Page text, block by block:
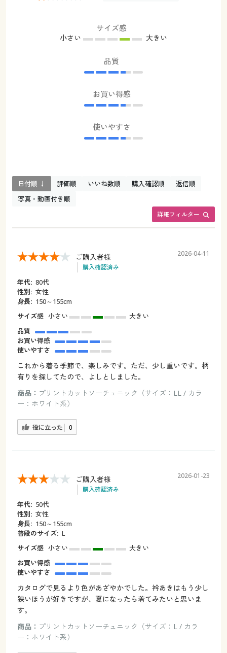
サイズ感
小さい 大きい
品質
お買い得感
使いやすさ
詳細フィルター
日付順 ↓ 評価順 いいね数順 購入確認順
返信順
写真・動画付き順
ご購入者様
購入確認済み
2026-04-11
年代: 80代
性別: 女性
身長: 150～155cm
サイズ感 小さい
大きい
品質
お買い得感
使いやすさ
これから着る季節で、楽しみです。ただ、少し重いです。柄
有りを探してたので、よしとしました。
商品： プリントカットソーチュニック（サイズ：LL / カラ
ー：ホワイト系）
役に立った 0
ご購入者様
購入確認済み
2026-01-23
年代: 50代
性別: 女性
身長: 150～155cm
普段のサイズ: L
サイズ感 小さい
大きい
お買い得感
使いやすさ
カタログで見るより色があざやかでした。衿あきはもう少し
狭いほうが好きですが、夏になったら着てみたいと思いま
す。
商品： プリントカットソーチュニック（サイズ：L / カラ
ー：ホワイト系）